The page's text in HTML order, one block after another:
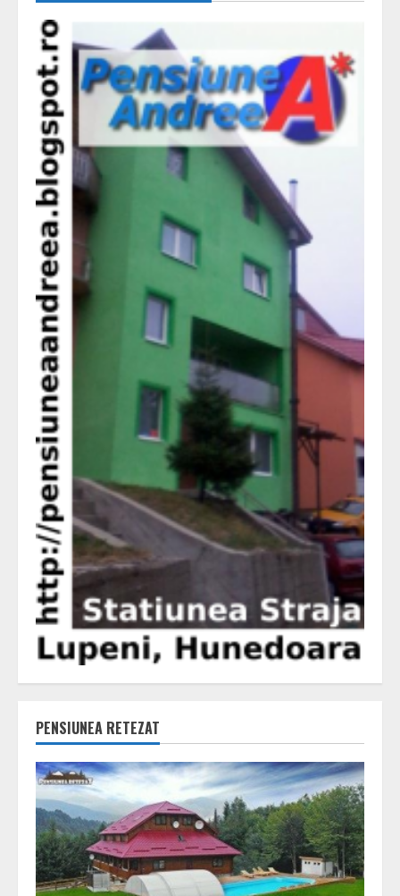
PENSIUNEA RETEZAT